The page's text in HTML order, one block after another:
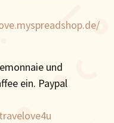
und
ein. Paypal